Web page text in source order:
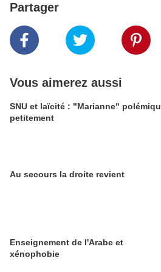
Partager
Vous aimerez aussi
SNU et laïcité : "Marianne"
petitement
Au secours la droite revient
Enseignement de l'Arabe et
xénophobie